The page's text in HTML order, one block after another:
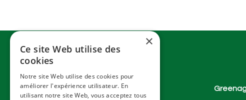
×
Ce site Web utilise des
cookies
Notre site Web utilise des cookies pour
améliorer l'expérience utilisateur. En
utilisant notre site Web, vous acceptez tous